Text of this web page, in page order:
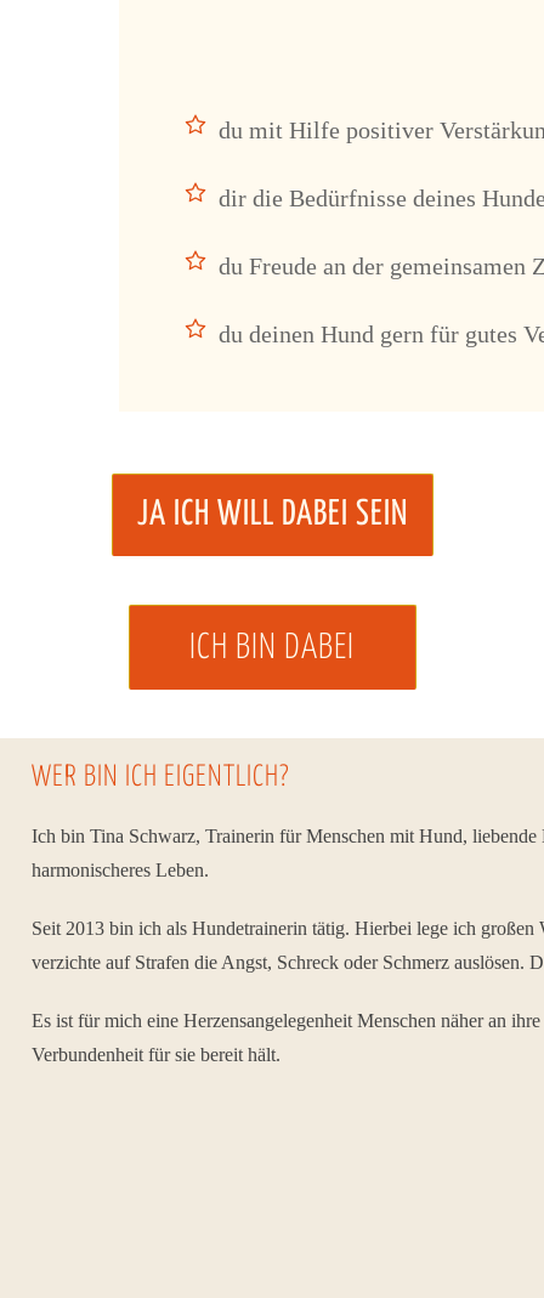
du mit Hilfe positiver
dir die Bedürfnisse deines
du Freude an der
du deinen Hund gern für gutes
JA ICH WILL DABEI SEIN
ICH BI​N DABEI
WER BIN ICH EIGENTLICH?
Ich bin Tina Schwarz, Trainerin für Menschen mit Hund,
harmonischeres Leben.
Seit 2013 bin ich als Hundetrainerin tätig. Hierbei lege ich
verzichte auf Strafen die Angst, Schreck oder Schmerz
Es ist für mich eine Herzensangelegenheit Menschen näher an
Verbundenheit für sie bereit hält.